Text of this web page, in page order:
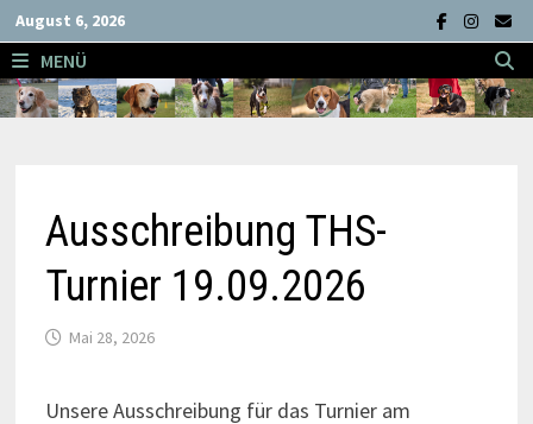
Zum
Inhalt
springen
August 6, 2026
MENÜ
Ausschreibung THS-
Turnier 19.09.2026
Mai 28, 2026
Unsere Ausschreibung für das Turnier am